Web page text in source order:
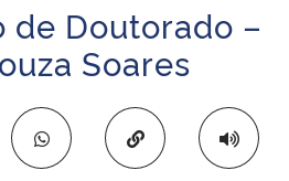
de Doutorado –
Soares
Copiar para área